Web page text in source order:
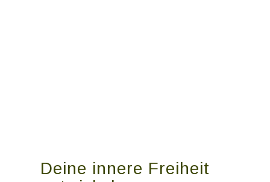
Deine innere Freiheit